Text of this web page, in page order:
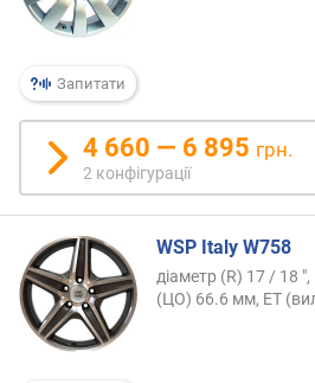
в
а
н
з
к
і
л
ь
к
і
Запитати
4 660 — 6 895 грн.
2 конфігурації
WSP Italy W758
діаметр (R) 17 / 18
(ЦО) 66.6 мм, ET